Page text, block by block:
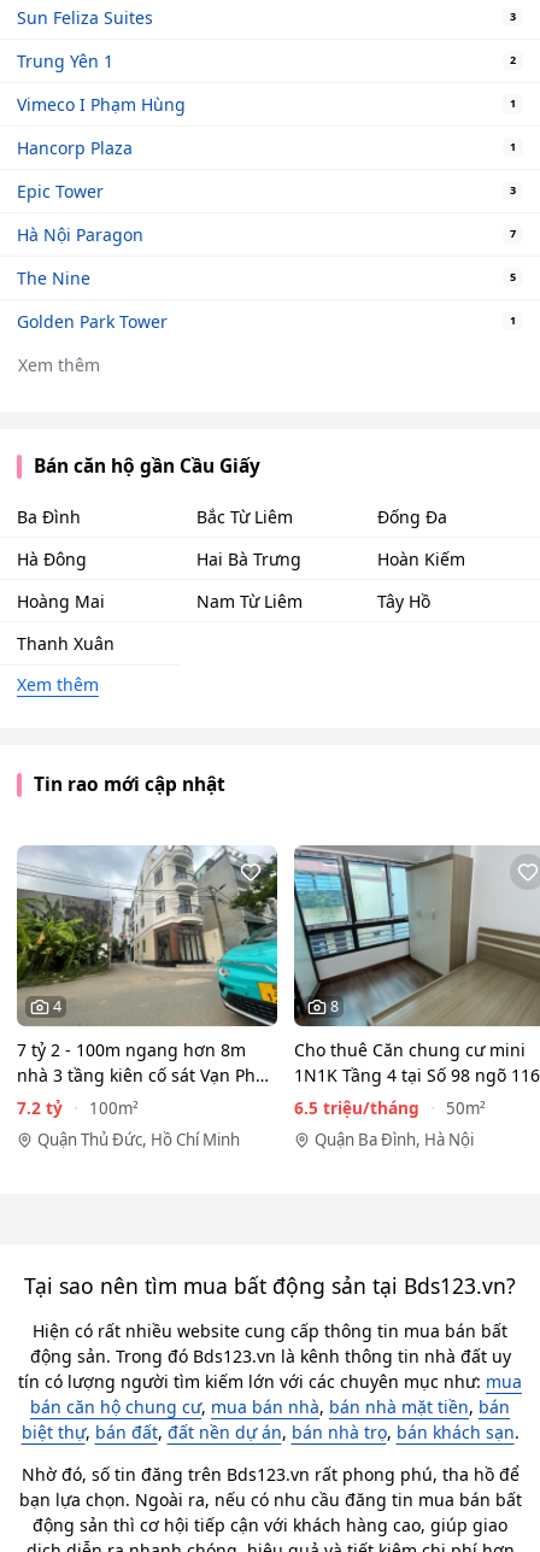
Sun Feliza Suites 3
Trung Yên 1 2
Vimeco I Phạm Hùng 1
Hancorp Plaza 1
Epic Tower 3
Hà Nội Paragon 7
The Nine 5
Golden Park Tower 1
Xem thêm
Bán căn hộ gần Cầu Giấy
Ba Đình Bắc Từ Liêm
Đống Đa
Hà Đông
Hai Bà Trưng
Hoàn Kiếm
Hoàng Mai
Nam Từ Liêm
Tây Hồ
Thanh Xuân
Xem thêm
Tin rao mới cập nhật
4
7 tỷ 2 - 100m ngang hơn 8m
nhà 3 tầng kiên cố sát Vạn Phúc
City - HẺM XE HƠI…
7.2 tỷ
100m²
Quận Thủ Đức, Hồ Chí Minh
8
Cho thuê Căn chung cư mini
1N1K Tầng 4 tại Số 98 ngõ 116
Phan Kế Bính, Ba Đình.…
6.5 triệu/tháng
50m²
Quận Ba Đình, Hà Nội
Tại sao nên tìm mua bất động sản tại Bds123.vn?
Hiện có rất nhiều website cung cấp thông tin mua bán bất
động sản. Trong đó Bds123.vn là kênh thông tin nhà đất uy
tín có lượng người tìm kiếm lớn với các chuyên mục như: mua
bán căn hộ chung cư, mua bán nhà, bán nhà mặt tiền, bán
biệt thự, bán đất, đất nền dự án, bán nhà trọ, bán khách sạn.
Nhờ đó, số tin đăng trên Bds123.vn rất phong phú, tha hồ để
bạn lựa chọn. Ngoài ra, nếu có nhu cầu đăng tin mua bán bất
động sản thì cơ hội tiếp cận với khách hàng cao, giúp giao